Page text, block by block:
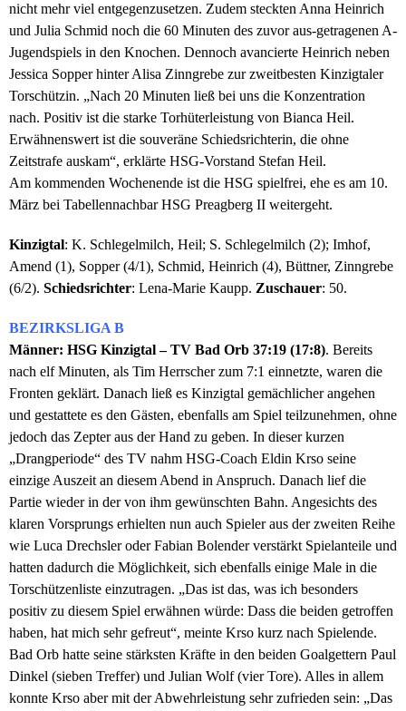
nicht mehr viel entgegenzusetzen. Zudem steckten Anna Heinrich
und Julia Schmid noch die 60 Minuten des zuvor aus-getragenen A-
Jugendspiels in den Knochen. Dennoch avancierte Heinrich neben
Jessica Sopper hinter Alisa Zinngrebe zur zweitbesten Kinzigtaler
Torschützin. „Nach 20 Minuten ließ bei uns die Konzentration
nach. Positiv ist die starke Torhüterleistung von Bianca Heil.
Erwähnenswert ist die souveräne Schiedsrichterin, die ohne
Zeitstrafe auskam“, erklärte HSG-Vorstand Stefan Heil.
Am kommenden Wochenende ist die HSG spielfrei, ehe es am 10.
März bei Tabellennachbar HSG Preagberg II weitergeht.
Kinzigtal: K. Schlegelmilch, Heil; S. Schlegelmilch (2); Imhof,
Amend (1), Sopper (4/1), Schmid, Heinrich (4), Büttner, Zinngrebe
(6/2). Schiedsrichter: Lena-Marie Kaupp. Zuschauer: 50.
BEZIRKSLIGA B
Männer: HSG Kinzigtal – TV Bad Orb 37:19 (17:8). Bereits
nach elf Minuten, als Tim Herrscher zum 7:1 einnetzte, waren die
Fronten geklärt. Danach ließ es Kinzigtal gemächlicher angehen
und gestattete es den Gästen, ebenfalls am Spiel teilzunehmen, ohne
jedoch das Zepter aus der Hand zu geben. In dieser kurzen
„Drangperiode“ des TV nahm HSG-Coach Eldin Krso seine
einzige Auszeit an diesem Abend in Anspruch. Danach lief die
Partie wieder in der von ihm gewünschten Bahn. Angesichts des
klaren Vorsprungs erhielten nun auch Spieler aus der zweiten Reihe
wie Luca Drechsler oder Fabian Bolender verstärkt Spielanteile und
hatten dadurch die Möglichkeit, sich ebenfalls einige Male in die
Torschützenliste einzutragen. „Das ist das, was ich besonders
positiv zu diesem Spiel erwähnen würde: Dass die beiden getroffen
haben, hat mich sehr gefreut“, meinte Krso kurz nach Spielende.
Bad Orb hatte seine stärksten Kräfte in den beiden Goalgettern Paul
Dinkel (sieben Treffer) und Julian Wolf (vier Tore). Alles in allem
konnte Krso aber mit der Abwehrleistung sehr zufrieden sein: „Das